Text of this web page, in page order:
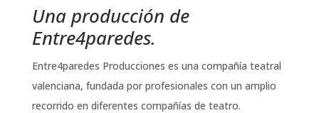
Una producción de
Entre4paredes.
Entre4paredes Producciones es una compañía teatral
valenciana, fundada por profesionales con un amplio
recorrido en diferentes compañías de teatro.